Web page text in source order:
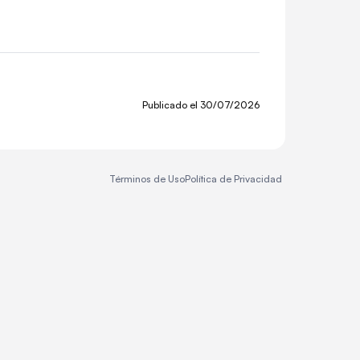
Publicado el 30/07/2026
Términos de UsoPolítica de Privacidad